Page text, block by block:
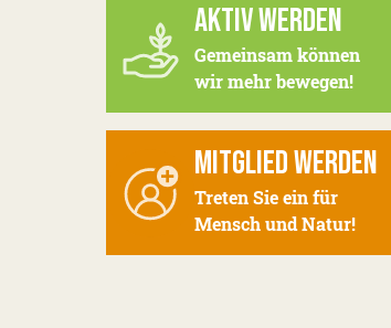
AKTIV WERDEN
Gemeinsam können
wir mehr bewegen!
MITGLIED WERDEN
Treten Sie ein für
Mensch und Natur!